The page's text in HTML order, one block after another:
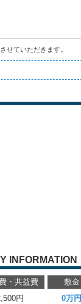
せていただきます。
INFORMATION
・共益費 敷金
円 0万円